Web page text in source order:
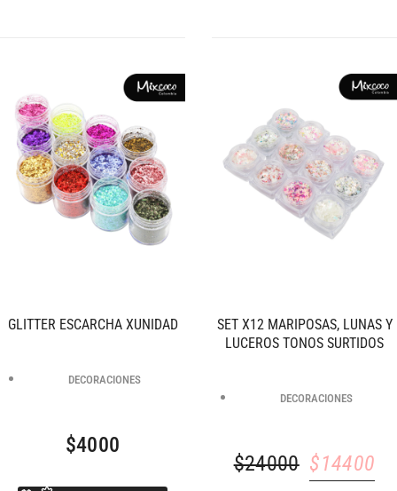
GLITTER ESCARCHA XUNIDAD
DECORACIONES
$4000
SET X12 MARIPOSAS, LUNAS Y
LUCEROS TONOS SURTIDOS
DECORACIONES
$24000 $14400